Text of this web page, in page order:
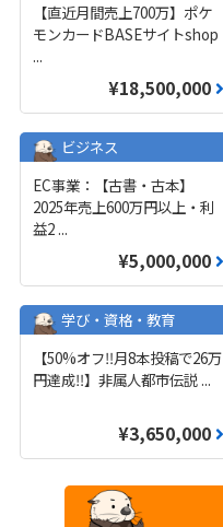
【直近月間売上700万】ポケ
モンカードBASEサイトshop
...
¥18,500,000
ビジネス
EC事業：【古書・古本】
2025年売上600万円以上・利
益2 ...
¥5,000,000
学び・資格・教育
【50%オフ‼️月8本投稿で26万
円達成‼️】非属人都市伝説 ...
¥3,650,000